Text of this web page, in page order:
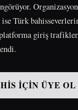
ise Türk
giriş
İÇIN ÜYE OL